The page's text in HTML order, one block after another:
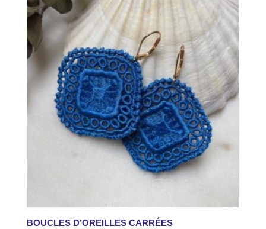
BOUCLES D’OREILLES CARRÉES